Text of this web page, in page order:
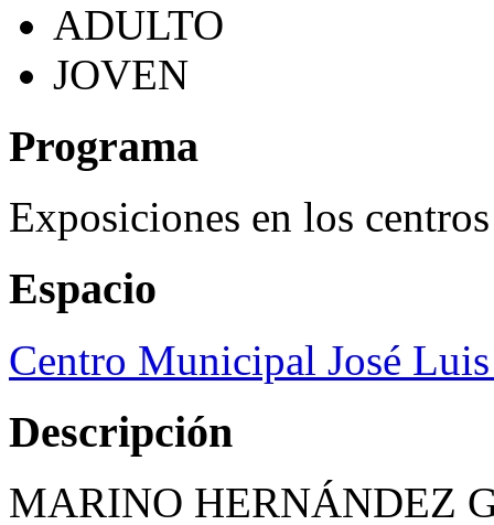
ADULTO
JOVEN
Programa
Exposiciones en los
Espacio
Centro Municipal José
Descripción
MARINO HERNÁNDEZ